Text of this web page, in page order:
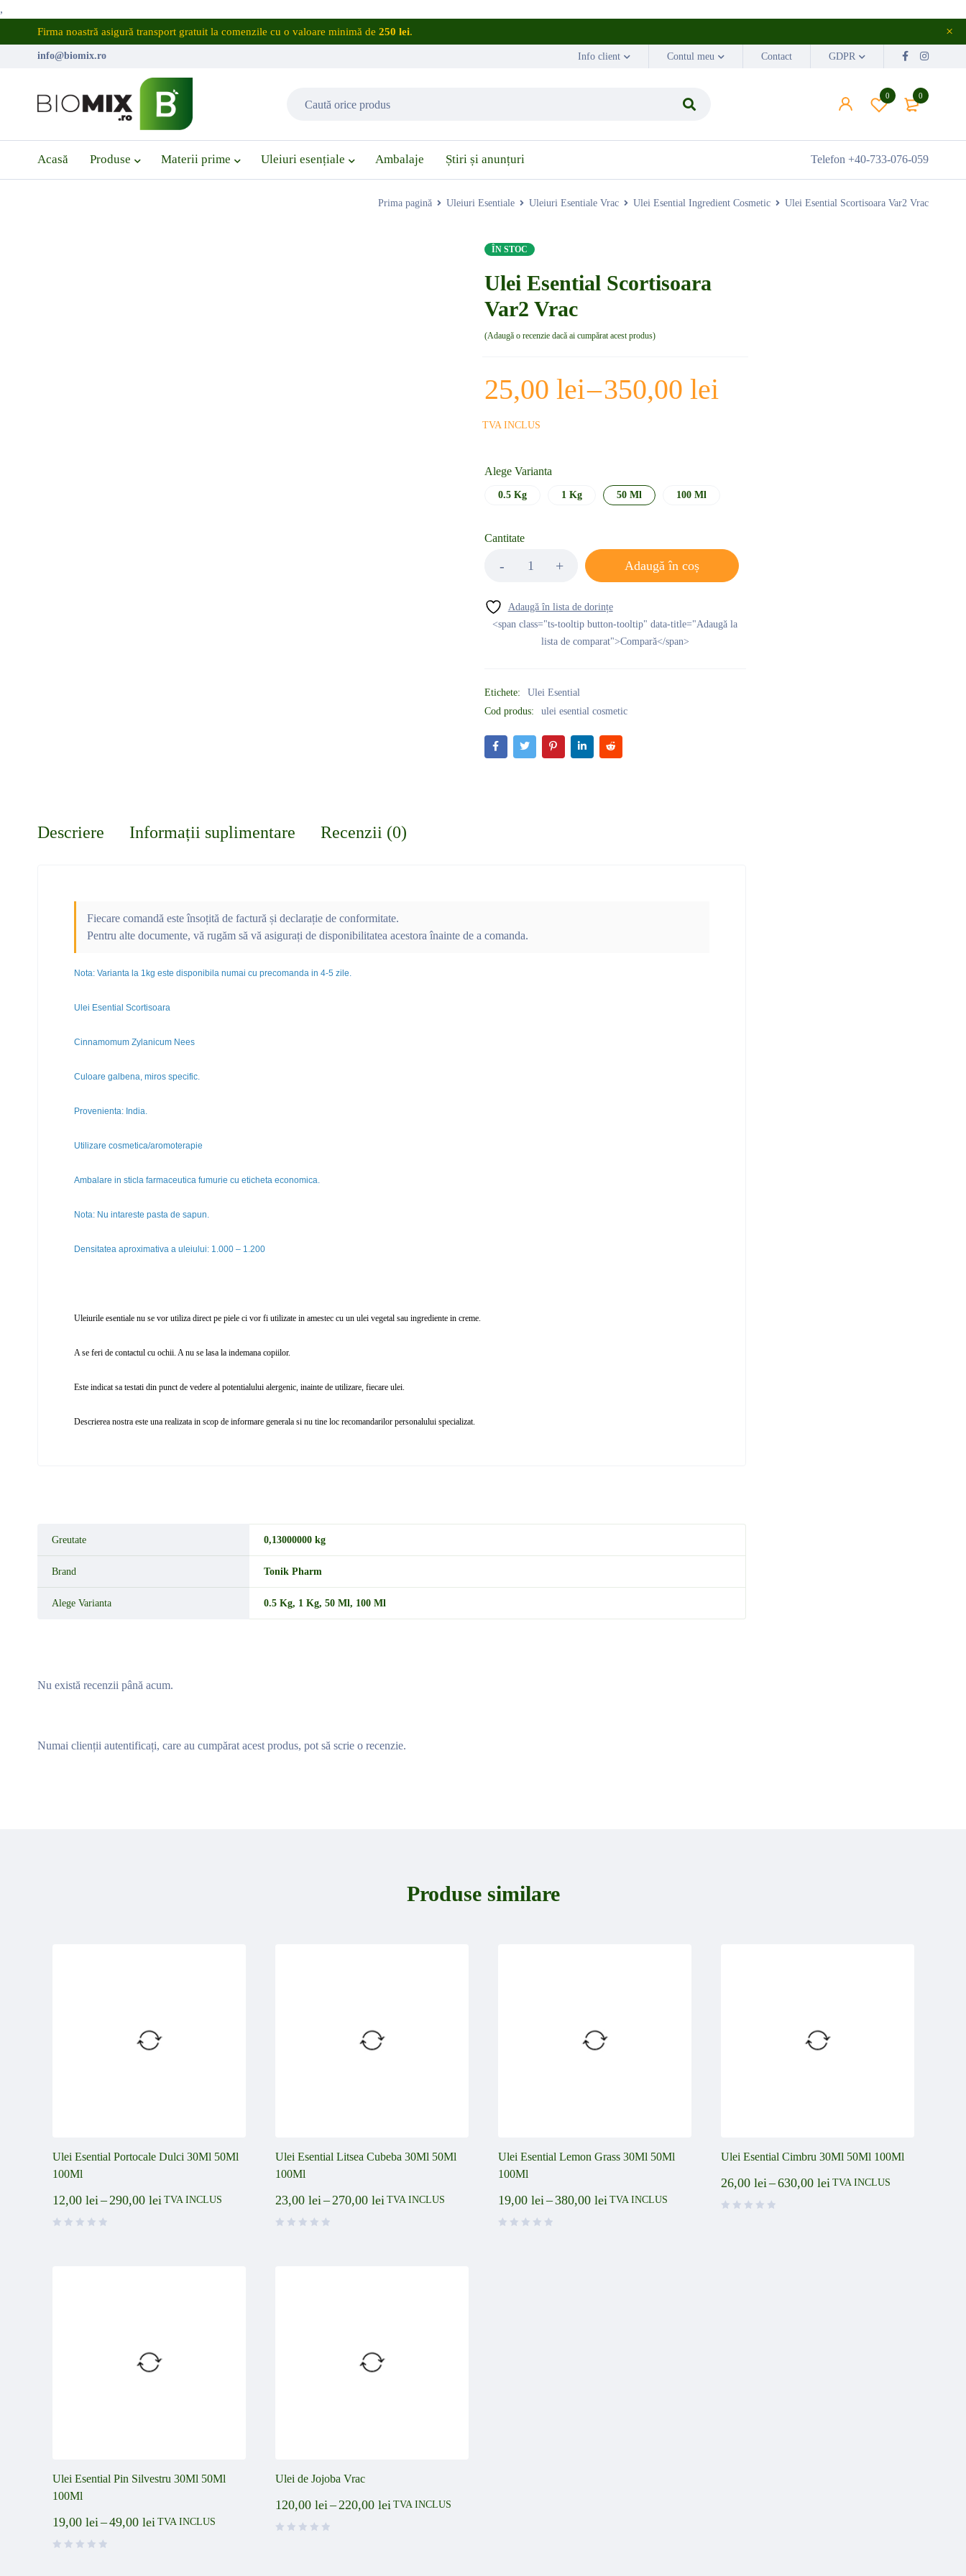
,
Firma noastră asigură transport gratuit la comenzile cu o valoare minimă de 250 lei.
info@biomix.ro Info client Contul meu Contact GDPR
0
0
Acasă Produse Materii prime Uleiuri esențiale Ambalaje Știri și anunțuri Telefon +40-733-076-059
Prima pagină Uleiuri Esentiale Uleiuri Esentiale Vrac Ulei Esential Ingredient Cosmetic Ulei Esential Scortisoara Var2 Vrac
ÎN STOC
Ulei Esential Scortisoara
Var2 Vrac
Adaugă o recenzie dacă ai cumpărat acest produs
25,00 lei–350,00 lei
TVA INCLUS
Alege Varianta
0.5 Kg 1 Kg 50 Ml 100 Ml
Cantitate
Adaugă în coș
<span class="ts-tooltip button-tooltip" data-title="Adaugă la
lista de comparat">Compară</span>
Etichete:
Ulei Esential
Cod produs:
ulei esential cosmetic
Descriere Informații suplimentare Recenzii (0)
Fiecare comandă este însoțită de factură și declarație de conformitate.
Pentru alte documente, vă rugăm să vă asigurați de disponibilitatea acestora înainte de a comanda.
Nota: Varianta la 1kg este disponibila numai cu precomanda in 4-5 zile.
Ulei Esential Scortisoara
Cinnamomum Zylanicum Nees
Culoare galbena, miros specific.
Provenienta: India.
Utilizare cosmetica/aromoterapie
Ambalare in sticla farmaceutica fumurie cu eticheta economica.
Nota: Nu intareste pasta de sapun.
Densitatea aproximativa a uleiului: 1.000 – 1.200
Uleiurile esentiale nu se vor utiliza direct pe piele ci vor fi utilizate in amestec cu un ulei vegetal sau ingrediente in creme.
A se feri de contactul cu ochii. A nu se lasa la indemana copiilor.
Este indicat sa testati din punct de vedere al potentialului alergenic, inainte de utilizare, fiecare ulei.
Descrierea nostra este una realizata in scop de informare generala si nu tine loc recomandarilor personalului specializat.
Greutate 0,13000000 kg
Brand Tonik Pharm
Alege Varianta 0.5 Kg, 1 Kg, 50 Ml, 100 Ml
Nu există recenzii până acum.
Numai clienții autentificați, care au cumpărat acest produs, pot să scrie o recenzie.
Produse similare
Ulei Esential Portocale Dulci 30Ml 50Ml
100Ml
12,00 lei–290,00 lei TVA INCLUS
Ulei Esential Litsea Cubeba 30Ml 50Ml
100Ml
23,00 lei–270,00 lei TVA INCLUS
Ulei Esential Lemon Grass 30Ml 50Ml
100Ml
19,00 lei–380,00 lei TVA INCLUS
Ulei Esential Cimbru 30Ml 50Ml 100Ml
26,00 lei–630,00 lei TVA INCLUS
Ulei Esential Pin Silvestru 30Ml 50Ml
100Ml
19,00 lei–49,00 lei TVA INCLUS
Ulei de Jojoba Vrac
120,00 lei–220,00 lei TVA INCLUS